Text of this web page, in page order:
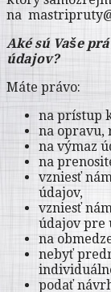
na
Aké sú Vaše
údajov?
Máte právo:
na prístup
na opravu,
na výmaz
na
vzniesť
údajov,
vzniesť
údajov pre
na
nebyť
podať